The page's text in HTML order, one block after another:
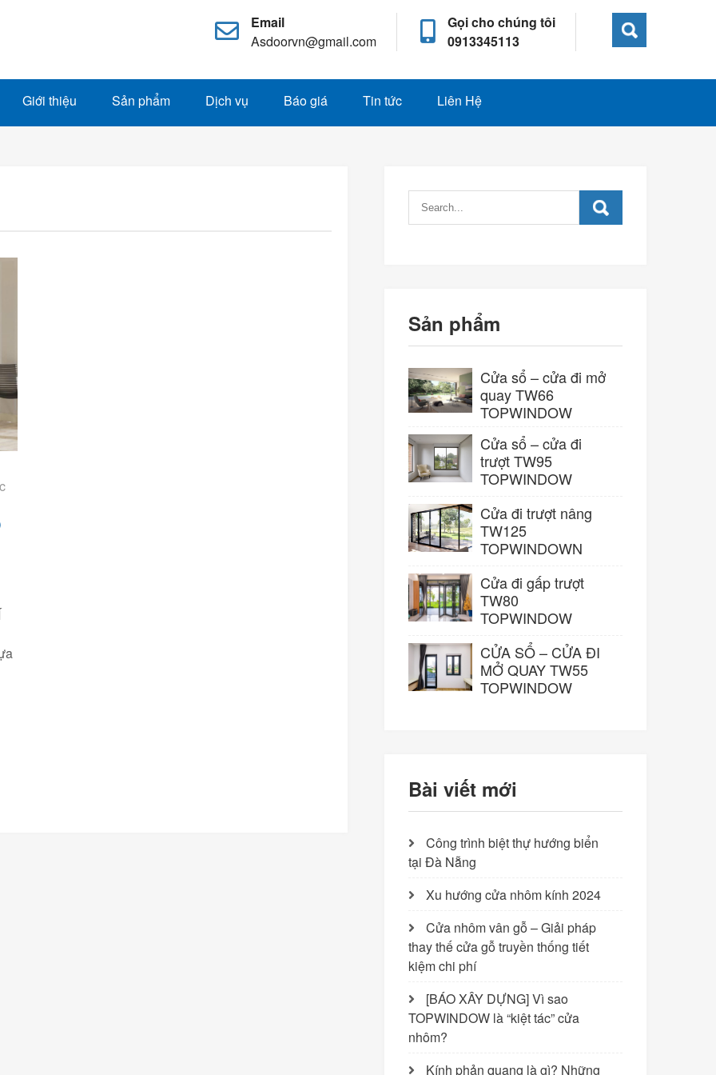
Email
Asdoorvn@gmail.com
Gọi cho chúng tôi
0913345113
Giới thiệu Sản phẩm Dịch vụ Báo giá Tin tức Liên Hệ
Sản phẩm
Cửa sổ – cửa đi mở
quay TW66
TOPWINDOW
Cửa sổ – cửa đi
trượt TW95
TOPWINDOW
Cửa đi trượt nâng
TW125
TOPWINDOWN
Cửa đi gấp trượt
TW80
TOPWINDOW
CỬA SỔ – CỬA ĐI
MỞ QUAY TW55
TOPWINDOW
Bài viết mới
Công trình biệt thự hướng biển
tại Đà Nẵng
Xu hướng cửa nhôm kính 2024
Cửa nhôm vân gỗ – Giải pháp
thay thế cửa gỗ truyền thống tiết
kiệm chi phí
[BÁO XÂY DỰNG] Vì sao
TOPWINDOW là “kiệt tác” cửa
nhôm?
Kính phản quang là gì? Những